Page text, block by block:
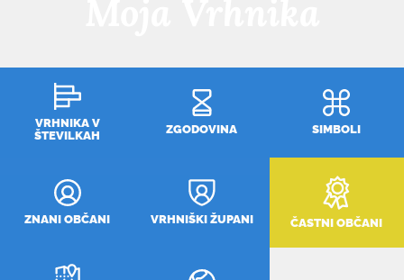
VRHNIKA V
ŠTEVILKAH
ZGODOVINA SIMBOLI
ZNANI OBČANI VRHNIŠKI ŽUPANI ČASTNI OBČANI